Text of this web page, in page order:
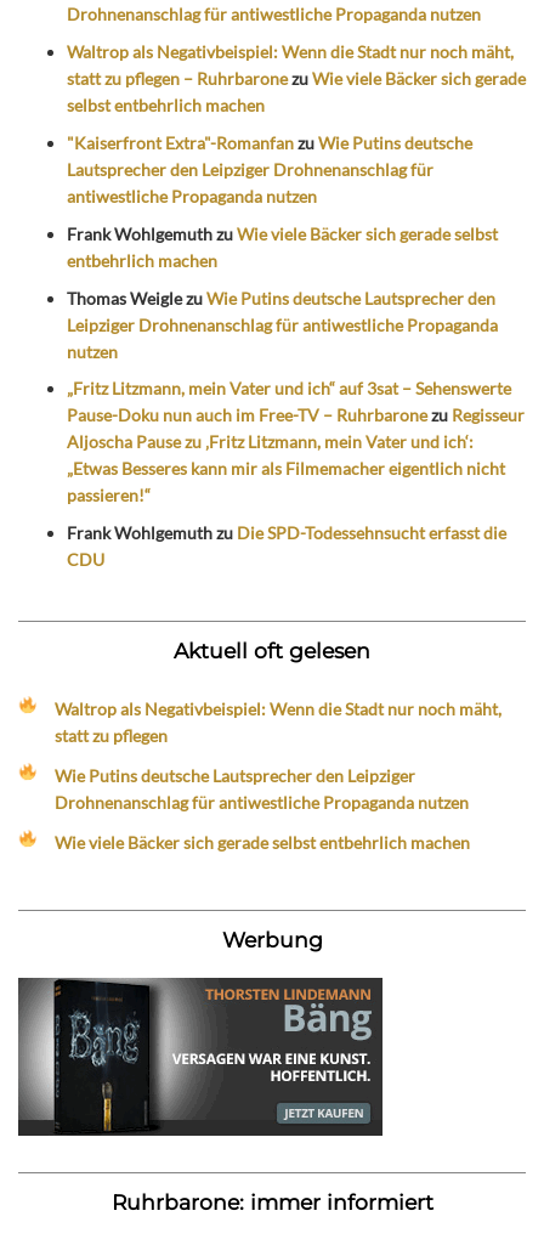
Drohnenanschlag für antiwestliche Propaganda nutzen
Waltrop als Negativbeispiel: Wenn die Stadt nur noch mäht,
statt zu pflegen – RuhrbaronezuWie viele Bäcker sich gerade
selbst entbehrlich machen
"Kaiserfront Extra"-RomanfanzuWie Putins deutsche
Lautsprecher den Leipziger Drohnenanschlag für
antiwestliche Propaganda nutzen
Frank WohlgemuthzuWie viele Bäcker sich gerade selbst
entbehrlich machen
Thomas WeiglezuWie Putins deutsche Lautsprecher den
Leipziger Drohnenanschlag für antiwestliche Propaganda
nutzen
„Fritz Litzmann, mein Vater und ich“ auf 3sat – Sehenswerte
Pause-Doku nun auch im Free-TV – Ruhrbaronezu Regisseur
Aljoscha Pause zu ‚Fritz Litzmann, mein Vater und ich‘:
„Etwas Besseres kann mir als Filmemacher eigentlich nicht
passieren!“
Frank Wohlgemuthzu Die SPD-Todessehnsucht erfasst die
CDU
Aktuell oft gelesen
Waltrop als Negativbeispiel: Wenn die Stadt nur noch mäht,
statt zu pflegen
Wie Putins deutsche Lautsprecher den Leipziger
Drohnenanschlag für antiwestliche Propaganda nutzen
Wie viele Bäcker sich gerade selbst entbehrlich machen
Werbung
Ruhrbarone: immer informiert